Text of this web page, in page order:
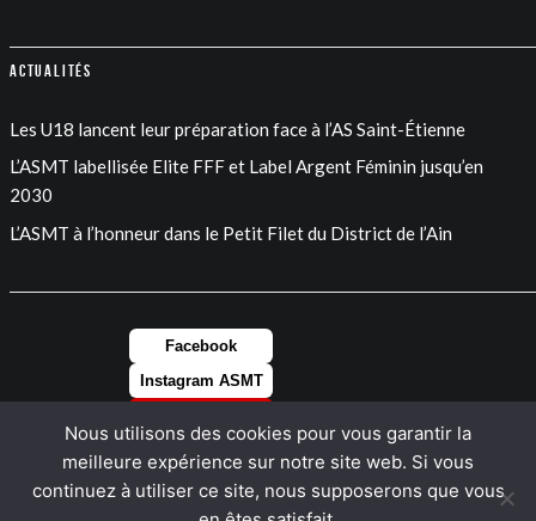
Actualités
Les U18 lancent leur préparation face à l’AS Saint-Étienne
L’ASMT labellisée Elite FFF et Label Argent Féminin jusqu’en
2030
L’ASMT à l’honneur dans le Petit Filet du District de l’Ain
Facebook
Instagram ASMT
LinkedIn
Nous utilisons des cookies pour vous garantir la
meilleure expérience sur notre site web. Si vous
continuez à utiliser ce site, nous supposerons que vous